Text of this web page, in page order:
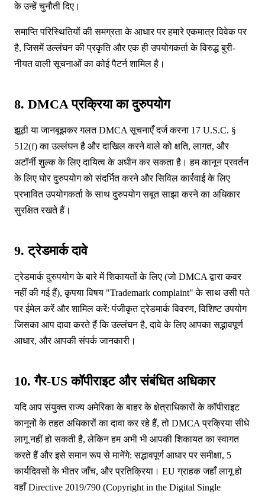
के उन्हें चुनौती दिए।
समाप्ति परिस्थितियों की समग्रता के आधार पर हमारे एकमात्र विवेक पर
है, जिसमें उल्लंघन की प्रकृति और एक ही उपयोगकर्ता के विरुद्ध बुरी-
नीयत वाली सूचनाओं का कोई पैटर्न शामिल है।
8. DMCA प्रक्रिया का दुरुपयोग
झूठी या जानबूझकर गलत DMCA सूचनाएँ दर्ज करना 17 U.S.C. §
512(f) का उल्लंघन है और दाखिल करने वाले को क्षति, लागत, और
अटॉर्नी शुल्क के लिए दायित्व के अधीन कर सकता है। हम कानून प्रवर्तन
के लिए घोर दुरुपयोग को संदर्भित करने और सिविल कार्रवाई के लिए
प्रभावित उपयोगकर्ता के साथ दुरुपयोग सबूत साझा करने का अधिकार
सुरक्षित रखते हैं।
9. ट्रेडमार्क दावे
ट्रेडमार्क दुरुपयोग के बारे में शिकायतों के लिए (जो DMCA द्वारा कवर
नहीं की गई हैं), कृपया विषय "Trademark complaint" के साथ उसी पते
पर ईमेल करें और शामिल करें: पंजीकृत ट्रेडमार्क विवरण, विशिष्ट उपयोग
जिसका आप दावा करते हैं कि उल्लंघन है, दावे के लिए आपका सद्भावपूर्ण
आधार, और आपकी संपर्क जानकारी।
10. गैर-US कॉपीराइट और संबंधित अधिकार
यदि आप संयुक्त राज्य अमेरिका के बाहर के क्षेत्राधिकारों के कॉपीराइट
कानूनों के तहत अधिकारों का दावा कर रहे हैं, तो DMCA प्रक्रिया सीधे
लागू नहीं हो सकती है, लेकिन हम अभी भी आपकी शिकायत का स्वागत
करते हैं और इसे समान रूप से मानेंगे: सद्भावपूर्ण आधार पर समीक्षा, 5
कार्यदिवसों के भीतर जाँच, और प्रतिक्रिया। EU ग्राहक जहाँ लागू हो
वहाँ Directive 2019/790 (Copyright in the Digital Single